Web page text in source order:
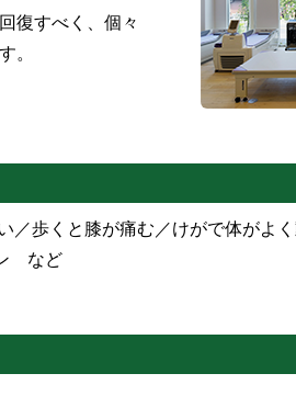
復すべく、個々
。
／歩くと膝が痛む／けがで体がよ
など